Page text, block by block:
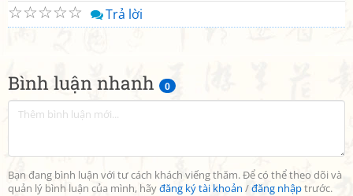
Bình luận nhanh 0
Bạn đang bình luận với tư cách khách viếng thăm. Để có thể theo dõi và
quản lý bình luận của mình, hãyđăng ký tài khoản /đăng nhậptrước.
☆
☆
☆
☆
☆ Trả lời